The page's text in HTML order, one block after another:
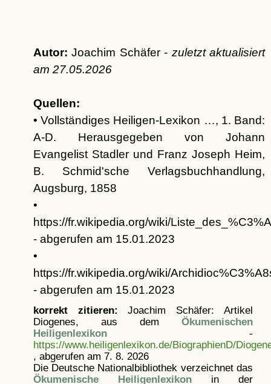
Autor: Joachim Schäfer - zuletzt aktualisiert
am 27.05.2026
Quellen:
• Vollständiges Heiligen-Lexikon …, 1. Band:
A-D. Herausgegeben von Johann
Evangelist Stadler und Franz Joseph Heim,
B. Schmid'sche Verlagsbuchhandlung,
Augsburg, 1858
•
https://fr.wikipedia.org/wiki/
- abgerufen am 15.01.2023
•
https://fr.wikipedia.org/wiki/
- abgerufen am 15.01.2023
korrekt zitieren: Joachim Schäfer: Artikel
Diogenes, aus dem Ökumenischen
Heiligenlexikon-
https://www.heiligenlexikon.de/BiographienD/
, abgerufen am 7. 8. 2026
Die Deutsche Nationalbibliothek verzeichnet das
Ökumenische Heiligenlexikonin der